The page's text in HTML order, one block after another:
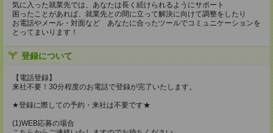
気に入った就業先では、あなたは長く続けられるようにサポート
困ったことがあれば、就業先との間に立って解決に向けて調整をしたり
お電話やメール・対面など あなたに合ったツールでコミュニケーションを
とってまいります！
登録について
【電話登録】
来社不要！30分程度のお電話で登録が完了いたします。
★登録に際しての予約・来社は不要です★
(1)WEB応募の場合